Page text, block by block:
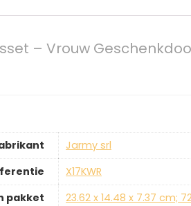
– Vrouw
‎Jarmy srl
‎X17KWR
pakket
‎23.62 x 14.48 x 7.37 cm;